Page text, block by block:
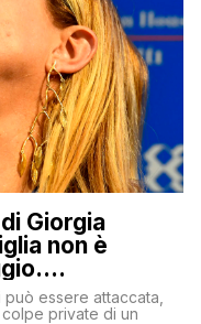
Giorgia
non è
può essere attaccata,
private di un